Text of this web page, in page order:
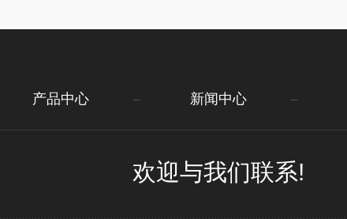
产品中心 新闻中心
欢迎与我们联系!